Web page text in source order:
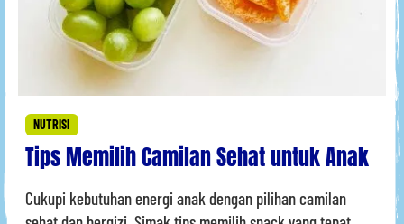
NUTRISI
Tips Memilih Camilan Sehat untuk Anak
Cukupi kebutuhan energi anak dengan pilihan camilan